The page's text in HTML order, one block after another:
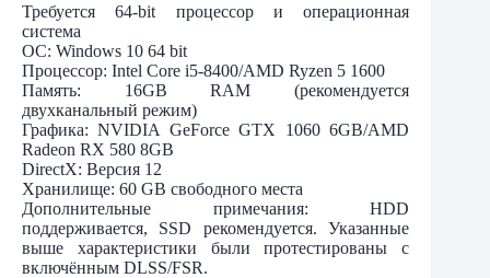
Требуется 64-bit процессор и операционная
система
ОС: Windows 10 64 bit
Процессор: Intel Core i5-8400/AMD Ryzen 5 1600
Память: 16GB RAM (рекомендуется
двухканальный режим)
Графика: NVIDIA GeForce GTX 1060 6GB/AMD
Radeon RX 580 8GB
DirectX: Версия 12
Хранилище: 60 GB свободного места
Дополнительные примечания: HDD
поддерживается, SSD рекомендуется. Указанные
выше характеристики были протестированы с
включённым DLSS/FSR.